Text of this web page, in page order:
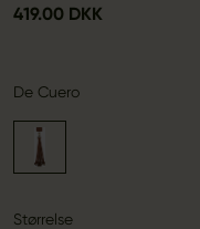
419.00 DKK
De Cuero
Størrelse